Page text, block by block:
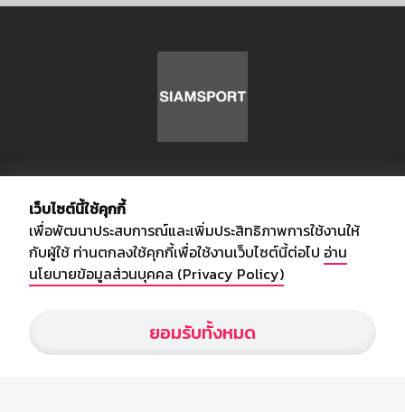
อัพเดทข่าวสารวงการกีฬา ฟุตบอล ผลบอล ผลฟุตบอลทั่วโลก ฟรีเมียร์
ลีก ไทยลีก ฟุตบอลโลก ยูฟ่าแซมเปี้ยนส์ลีก พร้อมทั้งวิเคราะห์บอล จาก
สยามกีฬา สตาร์ชอคเก้อร์ สปอร์ตพูล
เว็บไซต์นี้ใช้คุกกี้
เพื่อพัฒนาประสบการณ์และเพิ่มประสิทธิภาพการใช้งานให้
กับผู้ใช้ ท่านตกลงใช้คุกกี้เพื่อใช้งานเว็บไซต์นี้ต่อไป อ่าน
นโยบายข้อมูลส่วนบุคคล (Privacy Policy)
ยอมรับทั้งหมด